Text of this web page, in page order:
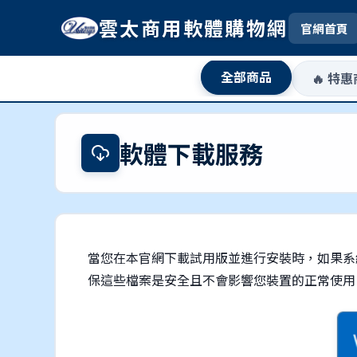
雲太商用軟體購物網 官網首頁
全部商品 🔥 特
軟體下載服務
當您在本官網下載試用版並進行安裝時，如果
保這些檔案是安全且不會影響您裝置的正常使